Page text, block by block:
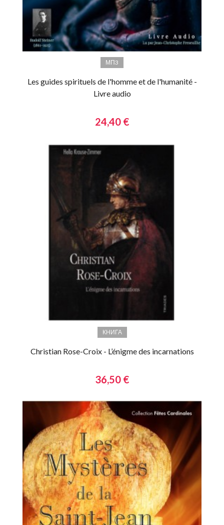
МП3
Les guides spirituels de l'homme et de l'humanité -
Livre audio
24,40 €
КНИГА
Christian Rose-Croix - L’énigme des incarnations
36,50 €